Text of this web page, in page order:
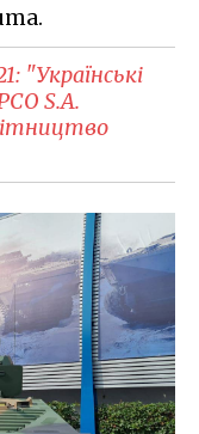
"Українські
S.A.